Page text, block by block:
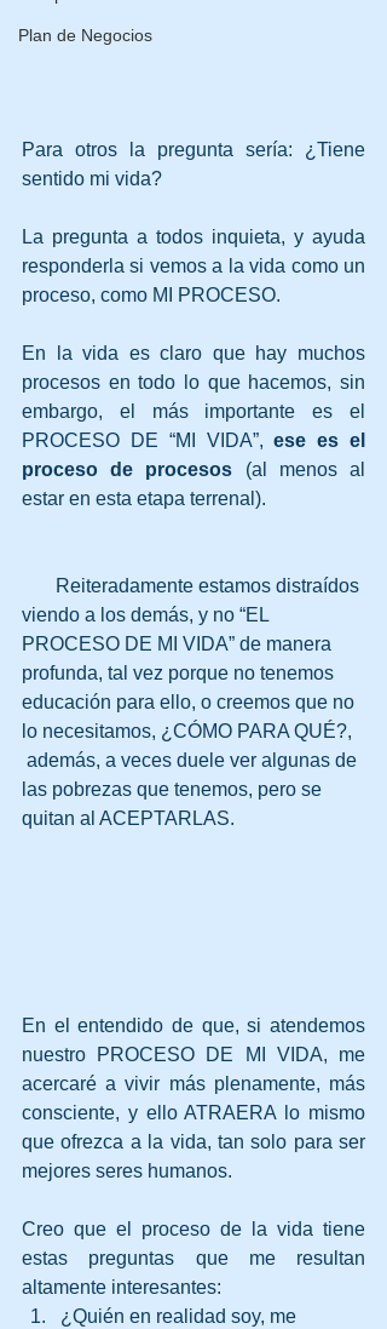
Plan de Negocios
Para otros la pregunta sería: ¿Tiene
sentido mi vida?
La pregunta a todos inquieta, y ayuda
responderla si vemos a la vida como un
proceso, como MI PROCESO.
En la vida es claro que hay muchos
procesos en todo lo que hacemos, sin
embargo, el más importante es el
PROCESO DE “MI VIDA”, ese es el
proceso de procesos (al menos al
estar en esta etapa terrenal).
viendo a los demás, y no “EL
PROCESO DE MI VIDA” de manera
profunda, tal vez porque no tenemos
educación para ello, o creemos que no
lo necesitamos, ¿CÓMO PARA QUÉ?,
además, a veces duele ver algunas de
las pobrezas que tenemos, pero se
quitan al ACEPTARLAS.
En el entendido de que, si atendemos
nuestro PROCESO DE MI VIDA, me
acercaré a vivir más plenamente, más
consciente, y ello ATRAERA lo mismo
que ofrezca a la vida, tan solo para ser
mejores seres humanos.
Creo que el proceso de la vida tiene
estas preguntas que me resultan
altamente interesantes:
¿Quién en realidad soy, me